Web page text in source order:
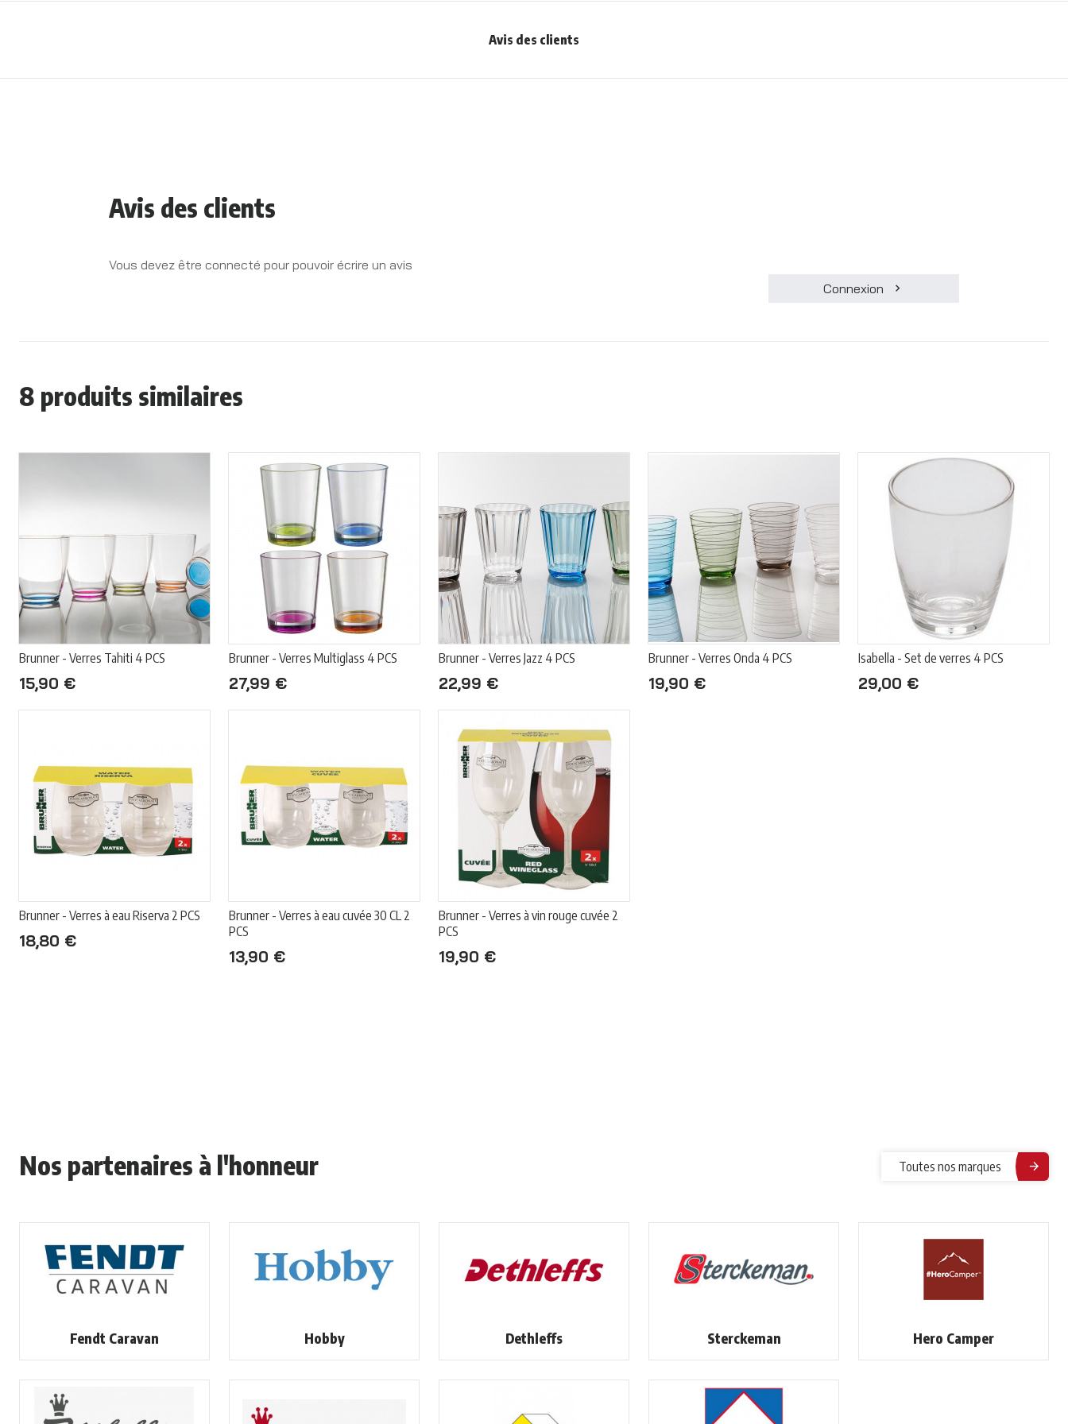
Avis des clients
Avis des clients
Vous devez être connecté pour pouvoir écrire un avis
Connexion
8 produits similaires
Brunner - Verres Tahiti 4 PCS
15,90 €
Brunner - Verres Multiglass 4 PCS
27,99 €
Brunner - Verres Jazz 4 PCS
22,99 €
Brunner - Verres Onda 4 PCS
19,90 €
Isabella - Set de verres 4 PCS
29,00 €
Brunner - Verres à eau Riserva 2 PCS
18,80 €
Brunner - Verres à eau cuvée 30 CL 2
PCS
13,90 €
Brunner - Verres à vin rouge cuvée 2
PCS
19,90 €
Nos partenaires à l'honneur Toutes nos marques
Fendt Caravan Hobby Dethleffs Sterckeman Hero Camper